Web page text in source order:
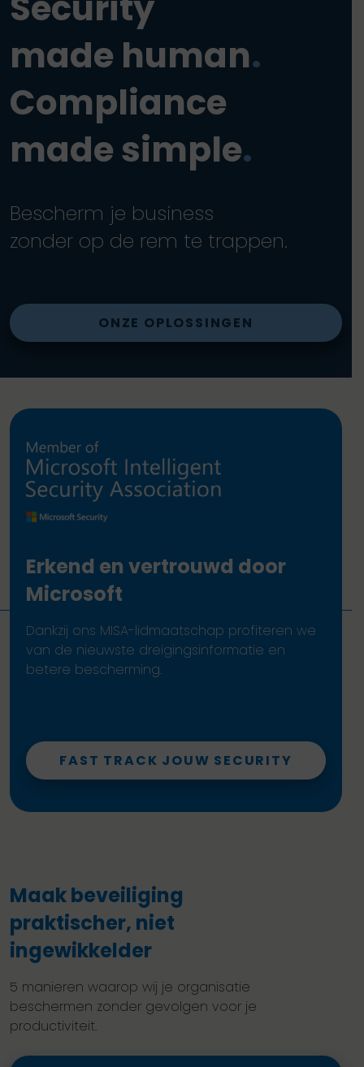
made human.
Compliance
made simple.
Bescherm je business
zonder op de rem te trappen.
ONZE OPLOSSINGEN
Erkend en vertrouwd door
Microsoft
Dankzij ons MISA-lidmaatschap profiteren we
van de nieuwste dreigingsinformatie en
betere bescherming.
FAST TRACK JOUW SECURITY
Maak beveiliging
praktischer, niet
ingewikkelder
5 manieren waarop wij je organisatie
beschermen zonder gevolgen voor je
productiviteit.